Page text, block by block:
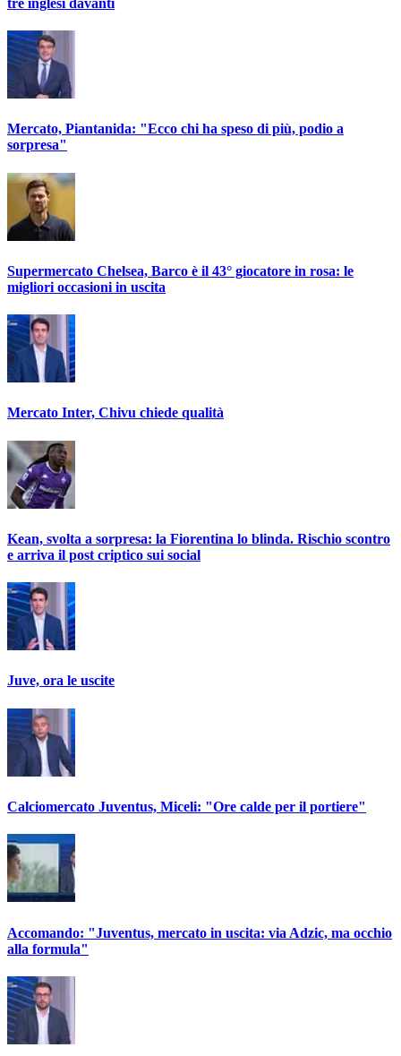
Mercato, Piantanida: "Ecco chi ha speso di più, podio a
sorpresa"
Supermercato Chelsea, Barco è il 43° giocatore in rosa: le
migliori occasioni in uscita
Mercato Inter, Chivu chiede qualità
Kean, svolta a sorpresa: la Fiorentina lo blinda. Rischio scontro
e arriva il post criptico sui social
Juve, ora le uscite
Calciomercato Juventus, Miceli: "Ore calde per il portiere"
Accomando: "Juventus, mercato in uscita: via Adzic, ma occhio
alla formula"